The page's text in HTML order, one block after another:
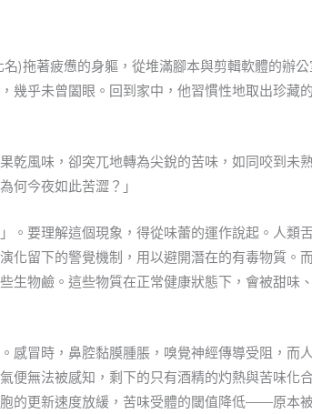
)拖著疲憊的身軀，從堆滿腳本與剪輯軟體的辦
幾乎未曾闔眼。回到家中，他習慣性地取出珍藏
乾風味，卻突兀地轉為尖銳的苦味，如同咬到未
何今夜如此苦澀？」
。要理解這個現象，得從味蕾的運作說起。人類
留下的警覺機制，用以避開潛在的有毒物質。
生物鹼。這些物質在正常健康狀態下，會被甜味
感冒時，鼻腔黏膜腫脹，嗅覺神經傳導受阻，而
便無法被感知，剩下的只有酒精的灼熱與苦味化
的更新速度放緩，苦味受體的閾值降低——原本